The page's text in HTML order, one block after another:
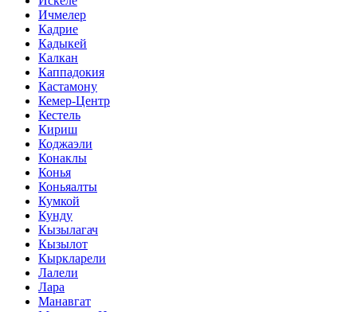
Ичмелер
Кадрие
Кадыкей
Калкан
Каппадокия
Кастамону
Кемер-Центр
Кестель
Кириш
Коджаэли
Конаклы
Конья
Коньяалты
Кумкой
Кунду
Кызылагач
Кызылот
Кыркларели
Лалели
Лара
Манавгат